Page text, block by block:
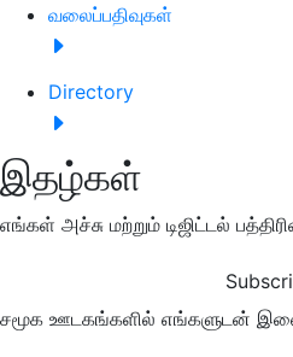
வலைப்பதிவுகள்
Directory
இதழ்கள்
எங்கள் அச்சு மற்றும் டிஜிட்டல்
சமூக ஊடகங்களில் எங்களுடன்